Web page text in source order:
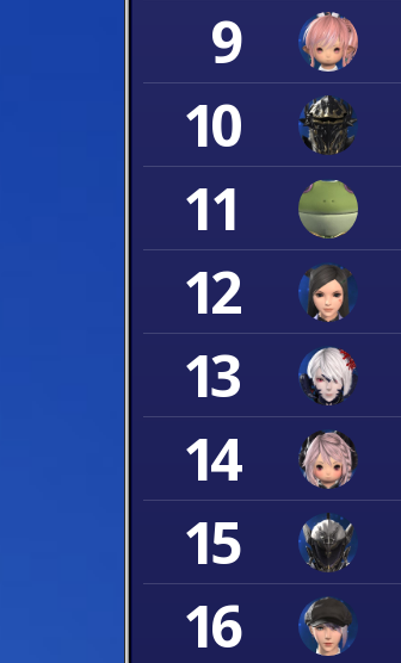
9
10
11
12
13
14
15
16